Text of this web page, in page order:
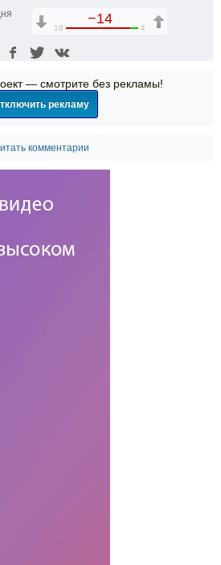
−14
18 4
— смотрите без рекламы!
рекламу
комментарии